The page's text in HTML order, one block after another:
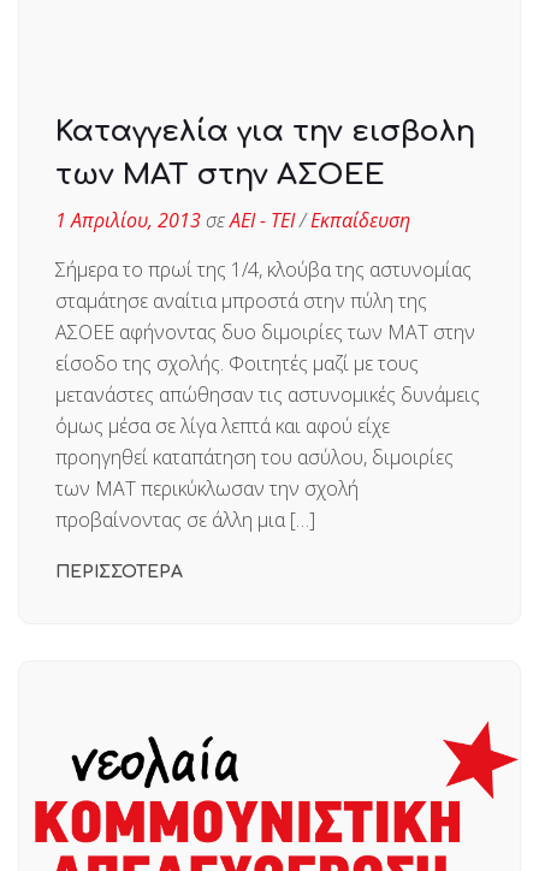
Καταγγελία για την εισβολη
των ΜΑΤ στην ΑΣΟΕΕ
1 Απριλίου, 2013σεΑΕΙ - ΤΕΙ/Εκπαίδευση
Σήμερα το πρωί της 1/4, κλούβα της αστυνομίας
σταμάτησε αναίτια μπροστά στην πύλη της
ΑΣΟΕΕ αφήνοντας δυο διμοιρίες των ΜΑΤ στην
είσοδο της σχολής. Φοιτητές μαζί με τους
μετανάστες απώθησαν τις αστυνομικές δυνάμεις
όμως μέσα σε λίγα λεπτά και αφού είχε
προηγηθεί καταπάτηση του ασύλου, διμοιρίες
των ΜΑΤ περικύκλωσαν την σχολή
προβαίνοντας σε άλλη μια […]
ΠΕΡΙΣΣΟΤΕΡΑ